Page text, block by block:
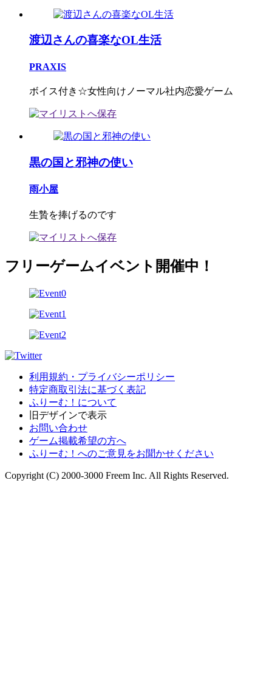
渡辺さんの喜楽なOL生活
PRAXIS
ボイス付き☆女性向けノーマル社内恋愛ゲーム
黒の国と邪神の使い
雨小屋
生贄を捧げるのです
フリーゲームイベント開催中！
利用規約・プライバシーポリシー
特定商取引法に基づく表記
ふりーむ！について
旧デザインで表示
お問い合わせ
ゲーム掲載希望の方へ
ふりーむ！へのご意見をお聞かせください
Copyright (C) 2000-3000 Freem Inc. All Rights Reserved.